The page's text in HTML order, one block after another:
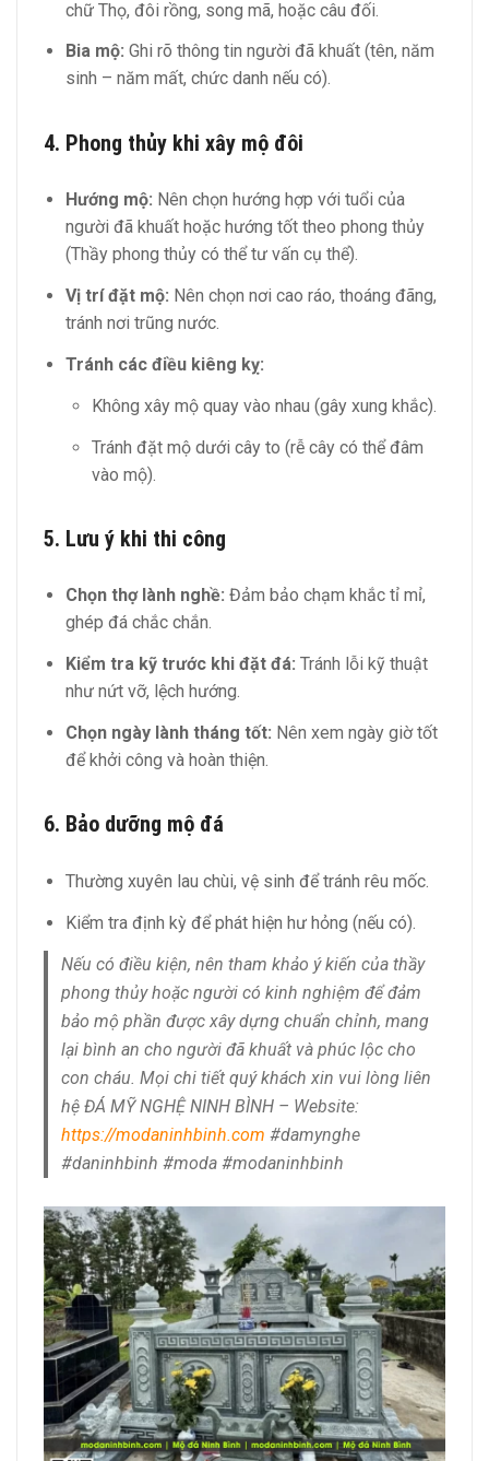
chữ Thọ, đôi rồng, song mã, hoặc câu đối.
Bia mộ: Ghi rõ thông tin người đã khuất (tên, năm
sinh – năm mất, chức danh nếu có).
4. Phong thủy khi xây mộ đôi
Hướng mộ: Nên chọn hướng hợp với tuổi của
người đã khuất hoặc hướng tốt theo phong thủy
(Thầy phong thủy có thể tư vấn cụ thể).
Vị trí đặt mộ: Nên chọn nơi cao ráo, thoáng đãng,
tránh nơi trũng nước.
Tránh các điều kiêng kỵ:
Không xây mộ quay vào nhau (gây xung khắc).
Tránh đặt mộ dưới cây to (rễ cây có thể đâm
vào mộ).
5. Lưu ý khi thi công
Chọn thợ lành nghề: Đảm bảo chạm khắc tỉ mỉ,
ghép đá chắc chắn.
Kiểm tra kỹ trước khi đặt đá: Tránh lỗi kỹ thuật
như nứt vỡ, lệch hướng.
Chọn ngày lành tháng tốt: Nên xem ngày giờ tốt
để khởi công và hoàn thiện.
6. Bảo dưỡng mộ đá
Thường xuyên lau chùi, vệ sinh để tránh rêu mốc.
Kiểm tra định kỳ để phát hiện hư hỏng (nếu có).
Nếu có điều kiện, nên tham khảo ý kiến của thầy
phong thủy hoặc người có kinh nghiệm để đảm
bảo mộ phần được xây dựng chuẩn chỉnh, mang
lại bình an cho người đã khuất và phúc lộc cho
con cháu. Mọi chi tiết quý khách xin vui lòng liên
hệ ĐÁ MỸ NGHỆ NINH BÌNH – Website:
https://modaninhbinh.com #damynghe
#daninhbinh #moda #modaninhbinh